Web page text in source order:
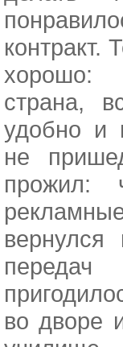
контракт.
хорошо:
страна,
удобно и
не
прожил:
во дворе